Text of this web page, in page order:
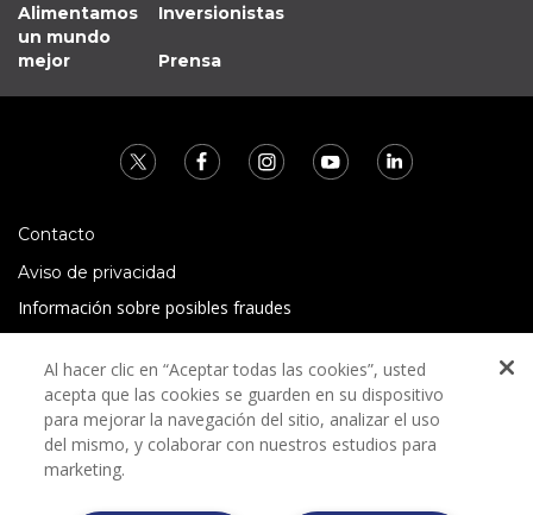
Alimentamos
un mundo
mejor
Inversionistas
Prensa
Contacto
Aviso de privacidad
Información sobre posibles fraudes
Términos y condiciones
Al hacer clic en “Aceptar todas las cookies”, usted
acepta que las cookies se guarden en su dispositivo
para mejorar la navegación del sitio, analizar el uso
del mismo, y colaborar con nuestros estudios para
marketing.